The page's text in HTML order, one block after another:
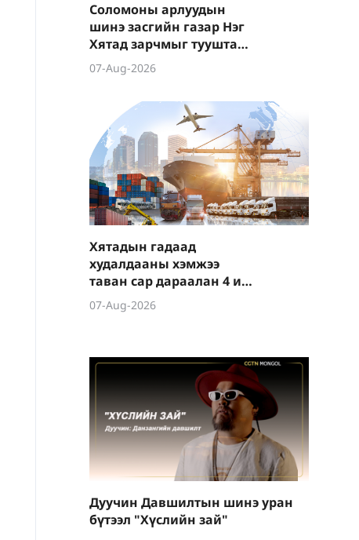
Соломоны арлуудын
шинэ засгийн газар Нэг
Хятад зарчмыг тууштай
баримталж байгааг
сайшаав
07-Aug-2026
Хятадын гадаад
худалдааны хэмжээ
таван сар дараалан 4 их
наяд юаниас давав
07-Aug-2026
Дуучин Давшилтын шинэ уран
бүтээл "Хүслийн зай"